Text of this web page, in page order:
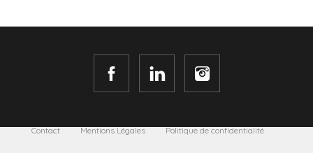
Contact Mentions Légales Politique de confidentialité